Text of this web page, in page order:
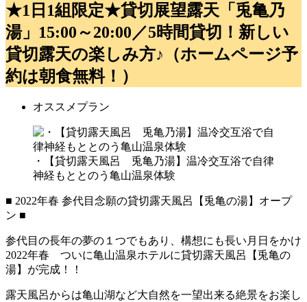
★1日1組限定★貸切展望露天「兎亀乃
湯」15:00～20:00／5時間貸切！新しい
貸切露天の楽しみ方♪（ホームページ予
約は朝食無料！）
オススメプラン
・【貸切露天風呂 兎亀乃湯】温冷交互浴で自律
神経もととのう亀山温泉体験
■ 2022年春 参代目念願の貸切露天風呂【兎亀の湯】オープ
ン ■
参代目の長年の夢の１つでもあり、構想にも長い月日をかけ
2022年春 ついに亀山温泉ホテルに貸切露天風呂【兎亀の
湯】が完成！！
露天風呂からは亀山湖など大自然を一望出来る絶景をお楽し